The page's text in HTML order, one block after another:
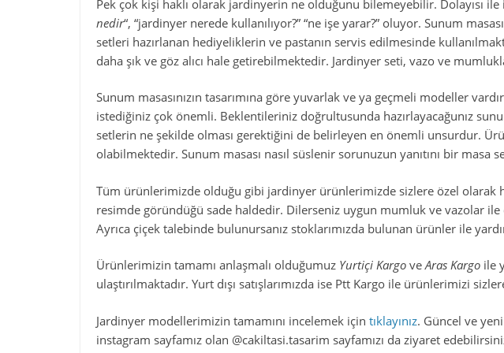
Pek çok kişi haklı olarak jardinyerin ne olduğunu bilemeyebilir. Dolayısı ile
nedir“, “jardinyer nerede kullanılıyor?” “ne işe yarar?” oluyor. Sunum
setleri hazırlanan hediyeliklerin ve pastanın servis edilmesinde
daha şık ve göz alıcı hale getirebilmektedir. Jardinyer seti, vazo ve
Sunum masasınızın tasarımına göre yuvarlak ve ya geçmeli modeller
istediğiniz çok önemli. Beklentileriniz doğrultusunda hazırlayacağunız
setlerin ne şekilde olması gerektiğini de belirleyen en önemli unsurdur.
olabilmektedir. Sunum masası nasıl süslenir sorunuzun yanıtını bir masa
Tüm ürünlerimizde olduğu gibi jardinyer ürünlerimizde sizlere özel olarak
resimde göründüğü sade haldedir. Dilerseniz uygun mumluk ve vazolar
Ayrıca çiçek talebinde bulunursanız stoklarımızda bulunan ürünler ile
Ürünlerimizin tamamı anlaşmalı olduğumuz Yurtiçi Kargo veAras Kargo ile
ulaştırılmaktadır. Yurt dışı satışlarımızda ise Ptt Kargo ile ürünlerimizi
Jardinyer modellerimizin tamamını incelemek için tıklayınız. Güncel ve
instagram sayfamız olan @cakiltasi.tasarim sayfamızı da ziyaret